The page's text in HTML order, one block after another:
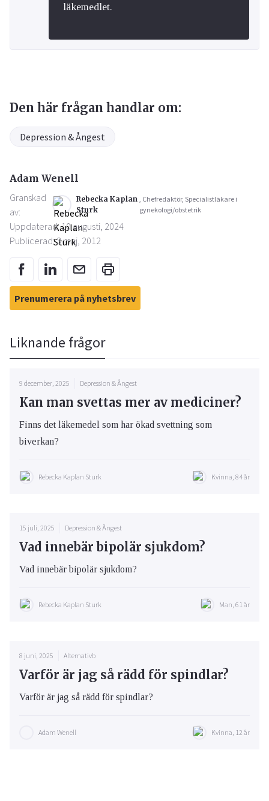
läkemedlet.
Den här frågan handlar om:
Depression & Ångest
Adam Wenell
Granskad
av:
Rebecka Kaplan
Sturk
, Chefredaktör, Specialistläkare i
gynekologi/obstetrik
Uppdaterad: 10 augusti, 2024
Publicerad: 3 maj, 2012
Prenumerera på nyhetsbrev
Liknande frågor
9 december, 2025 Depression & Ångest
Kan man svettas mer av mediciner?
Finns det läkemedel som har ökad svettning som
biverkan?
Rebecka Kaplan Sturk Kvinna, 84 år
15 juli, 2025 Depression & Ångest
Vad innebär bipolär sjukdom?
Vad innebär bipolär sjukdom?
Rebecka Kaplan Sturk Man, 61 år
8 juni, 2025 Alternativb
Varför är jag så rädd för spindlar?
Varför är jag så rädd för spindlar?
Adam Wenell Kvinna, 12 år